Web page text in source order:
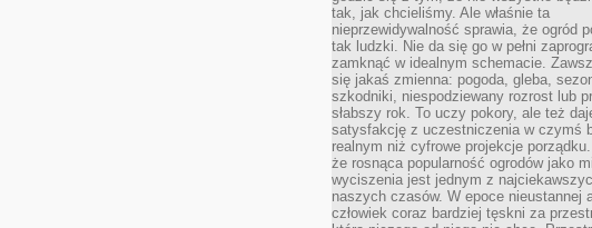
tak, jak chcieliśmy. Ale właśnie ta
nieprzewidywalność sprawia, że ogród
tak ludzki. Nie da się go w pełni
zamknąć w idealnym schemacie.
się jakaś zmienna: pogoda, gleba,
szkodniki, niespodziewany rozrost lub
słabszy rok. To uczy pokory, ale też
satysfakcję z uczestniczenia w czymś
realnym niż cyfrowe projekcje
że rosnąca popularność ogrodów jako
wyciszenia jest jednym z
naszych czasów. W epoce nieustannej
człowiek coraz bardziej tęskni za